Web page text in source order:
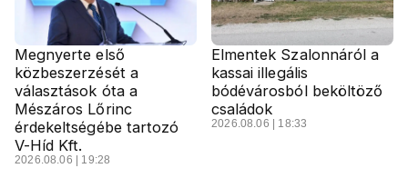
Megnyerte első
közbeszerzését a
választások óta a
Mészáros Lőrinc
érdekeltségébe tartozó
V-Híd Kft.
2026.08.06 | 19:28
Elmentek Szalonnáról a
kassai illegális
bódévárosból beköltöző
családok
2026.08.06 | 18:33